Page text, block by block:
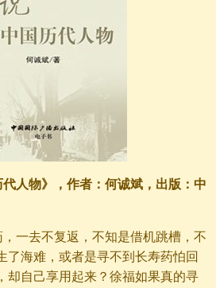
人物》，作者：何诚斌，出版：中
一去不复返，不知是借机跳槽，不
了海难，或者是寻不到长寿药怕回
却自己享用起来？徐福如果真的寻